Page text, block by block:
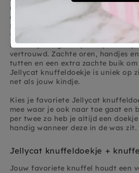
naar toe, een knuffeldoekje met
een Amuseables knuffeltje zoals
Een super zacht knuffeldoekje om
tutten in slaap te vallen. Het
makkelijk de geur op van je
vertrouwd. Zachte oren, handjes
tutten en een extra zachte buik
Jellycat knuffeldoekje is uniek op
net als jouw kindje.
Kies je favoriete Jellycat
mee waar je ook naar toe gaat en
per twee zo heb je altijd een
handig wanneer deze in de was
Jellycat knuffeldoekje +
Jouw favoriete knuffel houdt een